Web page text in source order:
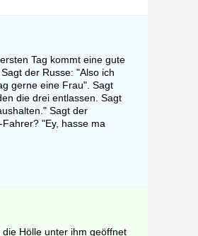
Tag kommt eine gute
der Russe: "Also ich
gerne eine Frau". Sagt
die drei entlassen. Sagt
Sagt der
"Ey, hasse ma
Hölle unter ihm geöffnet